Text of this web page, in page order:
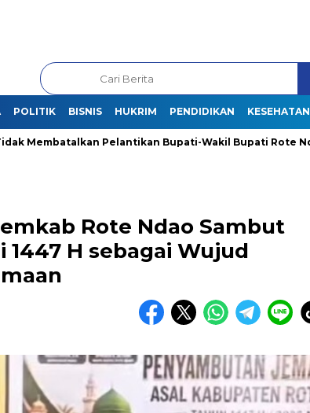
POLITIK BISNIS HUKRIM PENDIDIKAN KESEHATAN
Pelantikan Bupati-Wakil Bupati Rote Ndao Terpilih
Rote Ndao Sambut
1447 H sebagai Wujud